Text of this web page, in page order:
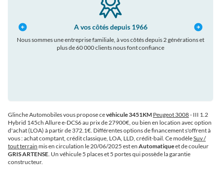
A vos côtés depuis 1966
Nous sommes une entreprise familiale, à vos côtés depuis 2 générations et
plus de 60 000 clients nous font confiance
Glinche Automobiles vous propose cevéhicule 3451KM Peugeot 3008- III 1.2
Hybrid 145ch Allure e-DCS6 au prix de 27900€, ou bien en location avec option
d'achat (LOA) à partir de 372.1€. Différentes options de financement s'offrent à
vous : achat comptant, crédit classique, LOA, LLD, crédit-bail. Ce modèleSuv /
tout terrain mis en circulation le 20/06/2025 est en Automatiqueet de couleur
GRIS ARTENSE. Un véhicule 5 places et 5 portes qui possède la garantie
constructeur.